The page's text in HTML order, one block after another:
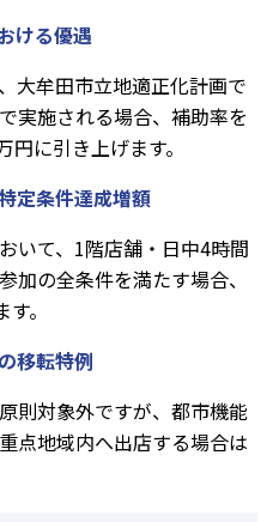
ける優遇
大牟田市立地適正化計画で
実施される場合、補助率を
に引き上げます。
定条件達成増額
いて、1階店舗・日中4時間
加の全条件を満たす場合、
。
移転特例
則対象外ですが、都市機能
点地域内へ出店する場合は